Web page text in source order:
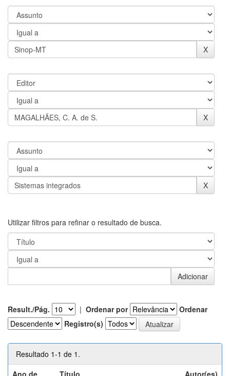
Utilizar filtros para refinar o resultado de busca.
Result./Pág. | Ordenar por
Ordenar
Registro(s)
Resultado 1-1 de 1.
Ano de
Título Autor(es)